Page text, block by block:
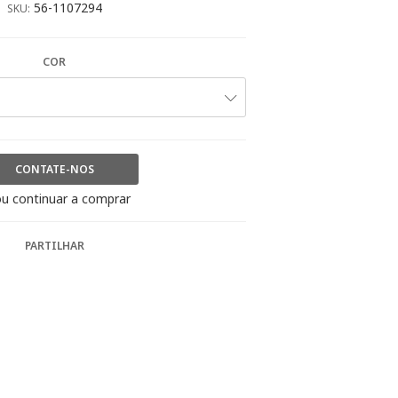
SKU: 56-1107294
COR
CONTATE-NOS
continuar a comprar
PARTILHAR